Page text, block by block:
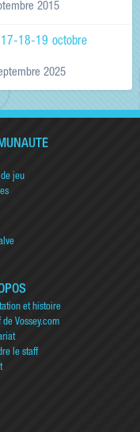
2015
18-19 octobre
2025
jeu
et histoire
de Vossey.com
le staff